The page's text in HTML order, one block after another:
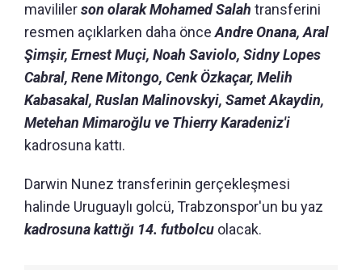
mavililerson olarak Mohamed Salah transferini
resmen açıklarken daha önceAndre Onana, Aral
Şimşir, Ernest Muçi, Noah Saviolo, Sidny Lopes
Cabral, Rene Mitongo, Cenk Özkaçar, Melih
Kabasakal, Ruslan Malinovskyi, Samet Akaydin,
Metehan Mimaroğlu ve Thierry Karadeniz'i
kadrosuna kattı.
Darwin Nunez transferinin gerçekleşmesi
halinde Uruguaylı golcü, Trabzonspor'un bu yaz
kadrosuna kattığı 14. futbolcu olacak.